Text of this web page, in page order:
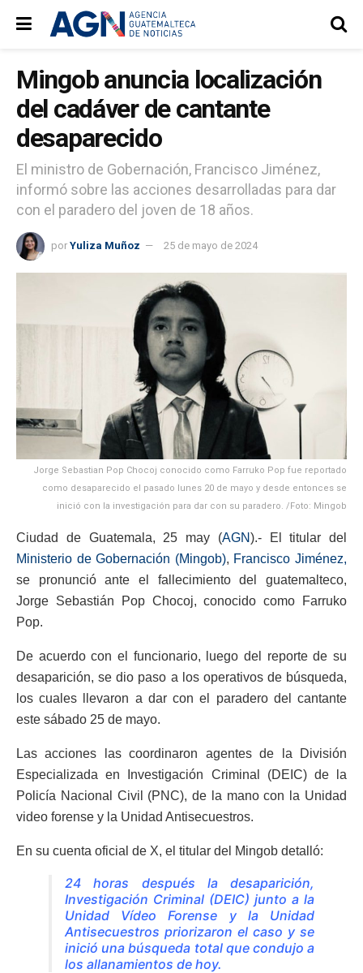
Mingob anuncia localización
del cadáver de cantante
desaparecido
El ministro de Gobernación, Francisco Jiménez,
informó sobre las acciones desarrolladas para dar
con el paradero del joven de 18 años.
por Yuliza Muñoz 25 de mayo de 2024
Jorge Sebastian Pop Chocoj conocido como Farruko Pop fue reportado
como desaparecido el pasado lunes 20 de mayo y desde entonces se
inició con la investigación para dar con su paradero. /Foto: Mingob
Ciudad de Guatemala, 25 may (AGN).- El titular del
Ministerio de Gobernación (Mingob), Francisco Jiménez,
se pronunció ante el fallecimiento del guatemalteco,
Jorge Sebastián Pop Chocoj, conocido como Farruko
Pop.
De acuerdo con el funcionario, luego del reporte de su
desaparición, se dio paso a los operativos de búsqueda,
los cuales llevaron a dar con el paradero del cantante
este sábado 25 de mayo.
Las acciones las coordinaron agentes de la División
Especializada en Investigación Criminal (DEIC) de la
Policía Nacional Civil (PNC), de la mano con la Unidad
video forense y la Unidad Antisecuestros.
En su cuenta oficial de X, el titular del Mingob detalló:
24 horas después la desaparición,
Investigación Criminal (DEIC) junto a la
Unidad Vídeo Forense y la Unidad
Antisecuestros priorizaron el caso y se
inició una búsqueda total que condujo a
los allanamientos de hoy.